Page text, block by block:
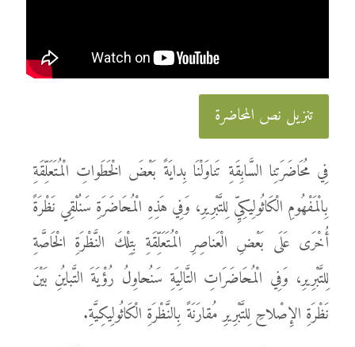
تنزيل نص المحاضرة
فِي مُحَاضَرَتِنا السَّابِقَةِ تَناوَلْنَا بِدايَةً بَعْضَ الْخَطَواتِ الْمُتَعَلِّقَةِ
بِالْمَفْهُومِ الْكَاثُولِيكِيِّ لِلتَّبْرِيرِ، وَفِي هَذِهِ الْمُحَاضَرَةِ سَنُلْقِي نَظْرَةً
أُخْرَى عَلَى بَعْضِ الْعَناصِرِ الْمُتَعَلِّقَةِ بِتِلْكَ النَّظْرَةِ الْخَاصَّةِ
لِلتَّبْرِيرِ، وَفِي الْمُحَاضَرَاتِ التَّالِيَةِ سَنُحاوِلُ رُؤْيَةَ التَّبايُنِ بَيْنَ
نَظْرَةِ الإِصْلاحِ لِلتَّبْرِيرِ مُقارَنَةً بِالنَّظْرَةِ الْكَاثُولِيكِيَّةِ.